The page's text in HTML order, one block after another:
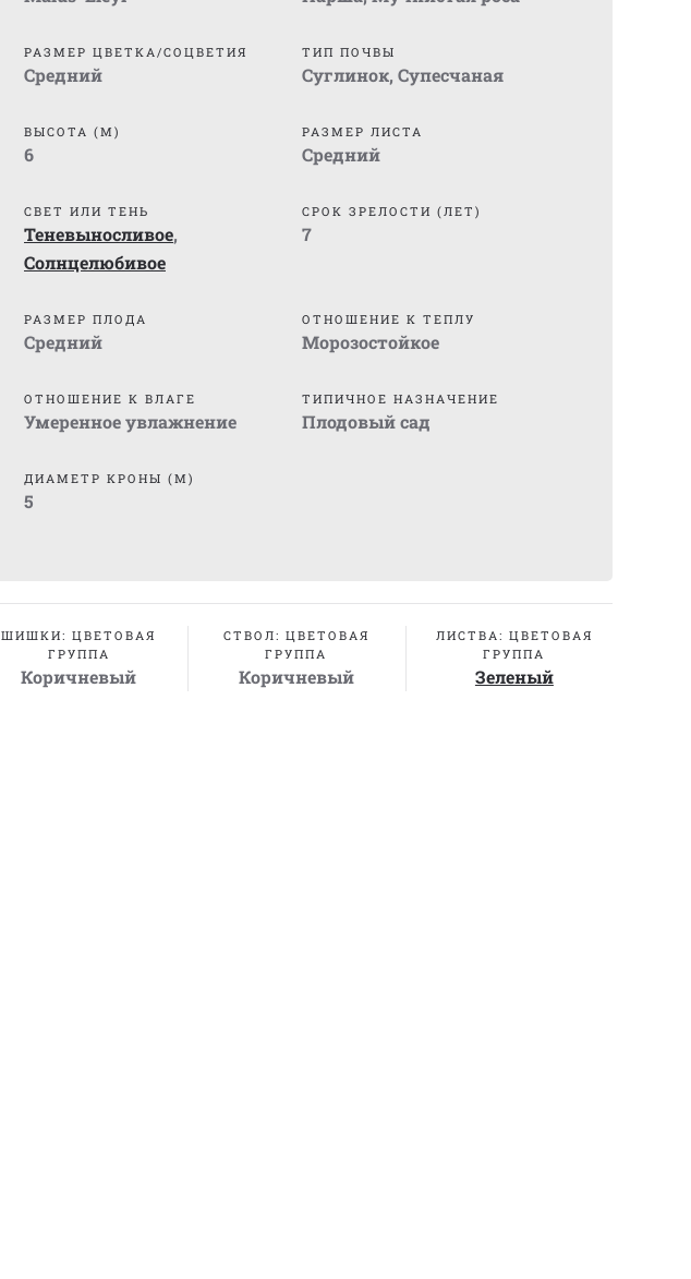
РАЗМЕР ЦВЕТКА/СОЦВЕТИЯ
Средний
ТИП ПОЧВЫ
Суглинок, Супесчаная
ВЫСОТА (М)
6
РАЗМЕР ЛИСТА
Средний
СВЕТ ИЛИ ТЕНЬ
Теневыносливое,
Солнцелюбивое
СРОК ЗРЕЛОСТИ (ЛЕТ)
7
РАЗМЕР ПЛОДА
Средний
ОТНОШЕНИЕ К ТЕПЛУ
Морозостойкое
ОТНОШЕНИЕ К ВЛАГЕ
Умеренное увлажнение
ТИПИЧНОЕ НАЗНАЧЕНИЕ
Плодовый сад
ДИАМЕТР КРОНЫ (М)
5
ШИШКИ: ЦВЕТОВАЯ
ГРУППА
Коричневый
СТВОЛ: ЦВЕТОВАЯ
ГРУППА
Коричневый
ЛИСТВА: ЦВЕТОВАЯ
ГРУППА
Зеленый